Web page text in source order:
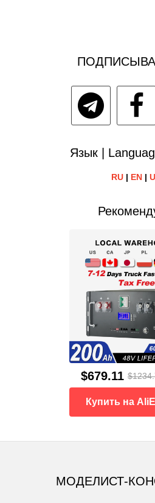
Язык |
RU| EN|
$679.11
Купить на
МОДЕЛИСТ-